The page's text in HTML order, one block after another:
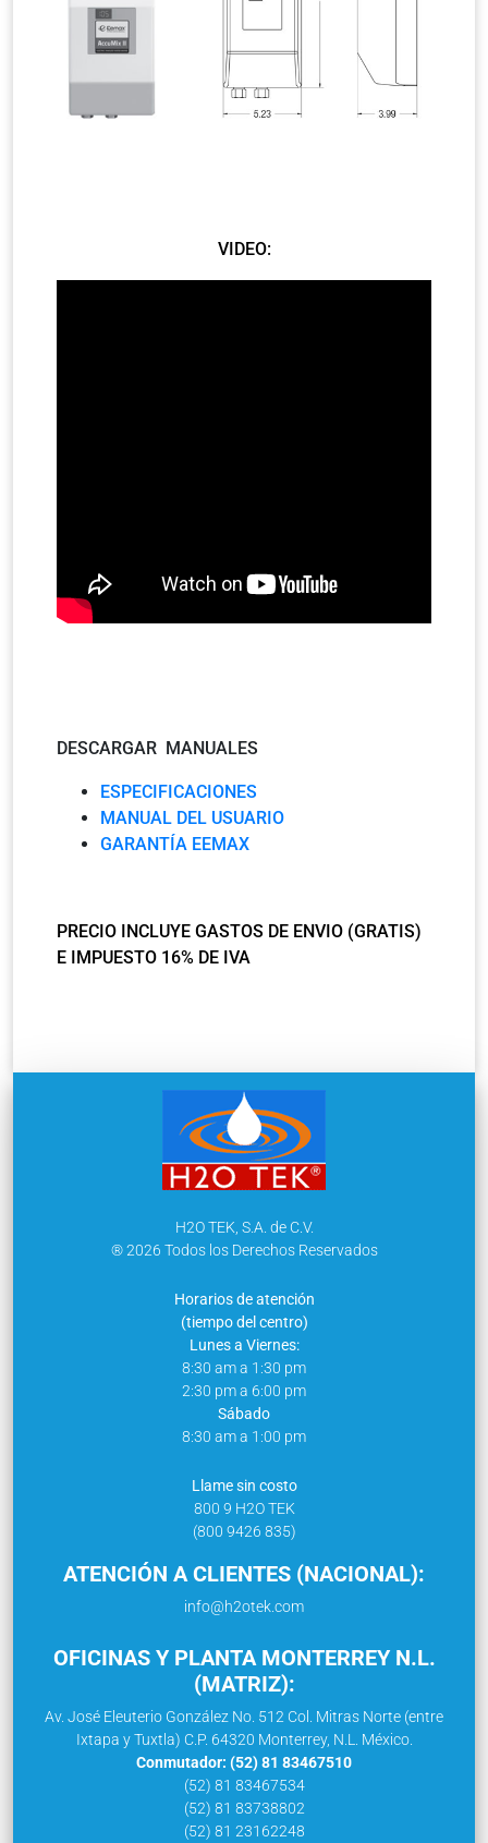
VIDEO:
DESCARGAR MANUALES
ESPECIFICACIONES
MANUAL DEL USUARIO
GARANTÍA EEMAX
PRECIO INCLUYE GASTOS DE ENVIO (GRATIS)
E IMPUESTO 16% DE IVA
H2O TEK, S.A. de C.V.
® 2026 Todos los Derechos Reservados
Horarios de atención
(tiempo del centro)
Lunes a Viernes:
8:30 am a 1:30 pm
2:30 pm a 6:00 pm
Sábado
8:30 am a 1:00 pm
Llame sin costo
800 9 H2O TEK
(800 9426 835)
ATENCIÓN A CLIENTES (NACIONAL):
info@h2otek.com
OFICINAS Y PLANTA MONTERREY N.L.
(MATRIZ):
Av. José Eleuterio González No. 512 Col. Mitras Norte (entre
Ixtapa y Tuxtla) C.P. 64320 Monterrey, N.L. México.
Conmutador: (52) 81 83467510
(52) 81 83467534
(52) 81 83738802
(52) 81 23162248